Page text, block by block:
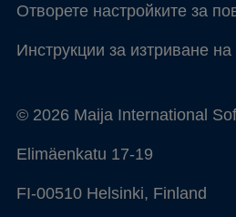
Отворете настройките за
Инструкции за изтриване
© 2026 Maija International
Elimäenkatu 17-19
FI-00510 Helsinki, Finland